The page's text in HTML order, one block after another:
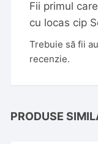
Fii primul
cu locas cip
Trebuie să fii
recenzie.
PRODUSE